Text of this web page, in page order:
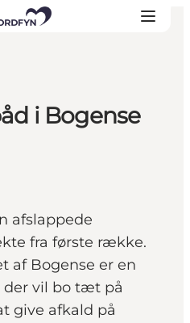
i Bogense
afslappede
fra første række.
af Bogense er en
der vil bo tæt på
give afkald på